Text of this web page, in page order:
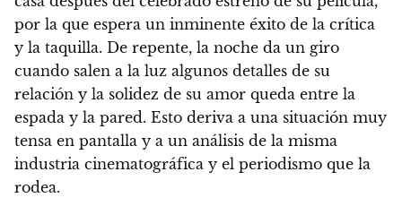
por la que espera un inminente éxito de la crítica
y la taquilla. De repente, la noche da un giro
cuando salen a la luz algunos detalles de su
relación y la solidez de su amor queda entre la
espada y la pared. Esto deriva a una situación muy
tensa en pantalla y a un análisis de la misma
industria cinematográfica y el periodismo que la
rodea.